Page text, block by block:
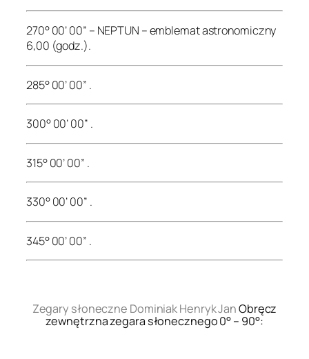
270° 00’ 00” – NEPTUN – emblemat astronomiczny
6,00 (godz.).
285° 00’ 00” .
300° 00’ 00” .
315° 00’ 00” .
330° 00’ 00” .
345° 00’ 00” .
Zegary słoneczne Dominiak Henryk JanObręcz
zewnętrzna zegara słonecznego 0° – 90°: